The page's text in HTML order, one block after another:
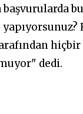
dedi.